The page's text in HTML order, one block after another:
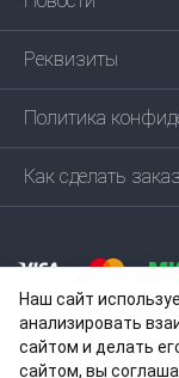
Наш сайт
анализировать
сайтом и делать
сайтом, вы
Реквизиты
Политика
Как сделать заказ